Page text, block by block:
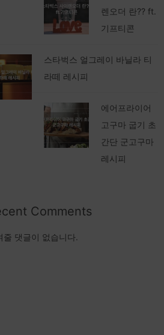
렌오더 란?? ft.
기프티콘
스타벅스 얼그레이 바닐라 티
라떼 레시피
에어프라이어
고구마 굽기 초
간단 군고구마
레시피
Comments
줄 댓글이 없습니다.